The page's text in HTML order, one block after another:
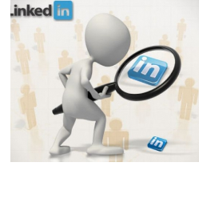
5 consejos
crear un
profesional
LinkedIn